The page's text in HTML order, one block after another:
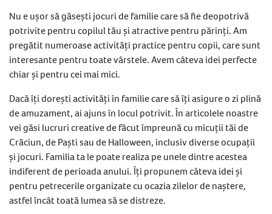
Nu e ușor să găsești jocuri de familie care să fie deopotrivă
potrivite pentru copilul tău și atractive pentru părinți. Am
pregătit numeroase activități practice pentru copii, care sunt
interesante pentru toate vârstele. Avem câteva idei perfecte
chiar și pentru cei mai mici.
Dacă îți dorești activități în familie care să îți asigure o zi plină
de amuzament, ai ajuns în locul potrivit. În articolele noastre
vei găsi lucruri creative de făcut împreună cu micuții tăi de
Crăciun, de Paști sau de Halloween, inclusiv diverse ocupații
și jocuri. Familia ta le poate realiza pe unele dintre acestea
indiferent de perioada anului. Îți propunem câteva idei și
pentru petrecerile organizate cu ocazia zilelor de naștere,
astfel încât toată lumea să se distreze.